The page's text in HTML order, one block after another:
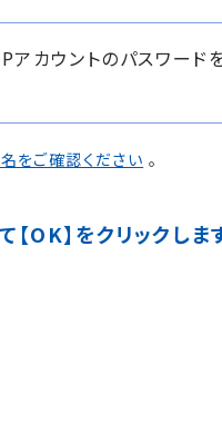
カウントのパスワード
をご確認ください 。
【OK】をクリックしま